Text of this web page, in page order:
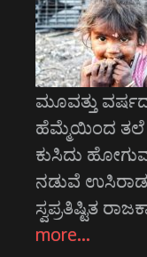
ಮೂವತ್ತು ವರ್ಷದ
ಹೆಮ್ಮೆಯಿಂದ ತಲೆ
ಕುಸಿದು
ನಡುವೆ
ಸ್ವಪ್ರತಿಷ್ಟಿತ
more…